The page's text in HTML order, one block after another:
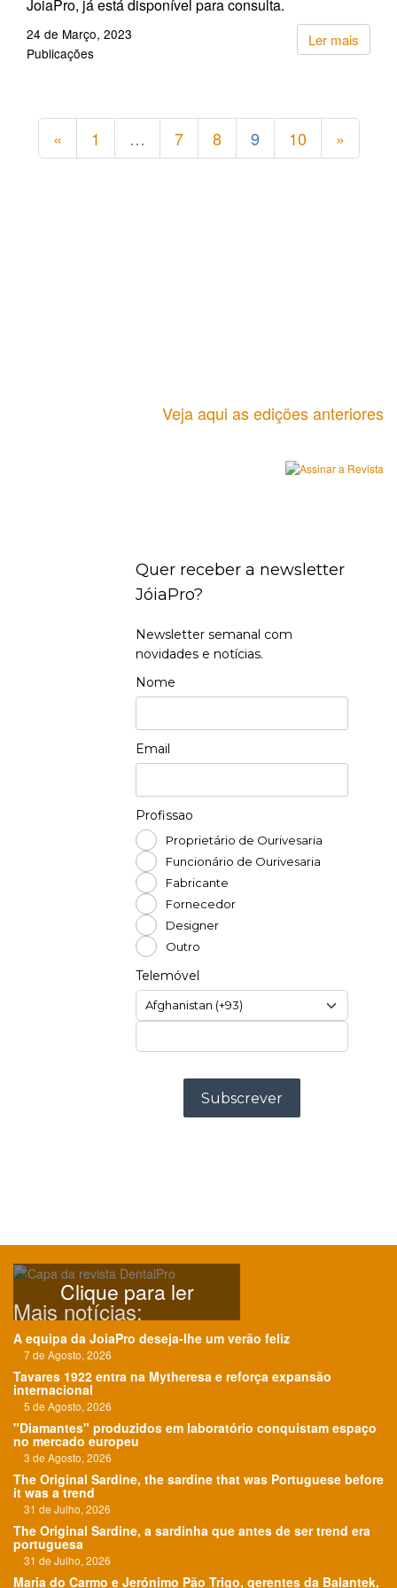
JoiaPro, já está disponível para consulta.
Ler mais
24 de Março, 2023
Publicações
« 1 … 7 8 9 10 »
Veja aqui as edições anteriores
Clique para ler
Mais notícias:
A equipa da JoiaPro deseja-lhe um verão feliz
7 de Agosto, 2026
Tavares 1922 entra na Mytheresa e reforça expansão
internacional
5 de Agosto, 2026
"Diamantes" produzidos em laboratório conquistam espaço
no mercado europeu
3 de Agosto, 2026
The Original Sardine, the sardine that was Portuguese before
it was a trend
31 de Julho, 2026
The Original Sardine, a sardinha que antes de ser trend era
portuguesa
31 de Julho, 2026
Maria do Carmo e Jerónimo Pão Trigo, gerentes da Balantek,